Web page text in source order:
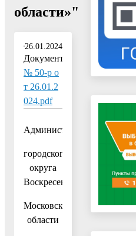
области»"
26.01.2024
Документ:
№ 50-р о
т 26.01.2
024.pdf
Администрация
городского
округа
Воскресенск
Московской
области